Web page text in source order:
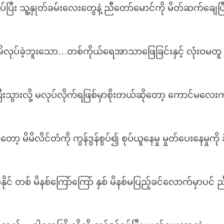
ြီး သူ့နှုတ်ခမ်းလေးတွေနဲ့ ညီတော်မောင်ကို မိတ်ဆက်ချေပ
မိလုပ်ခဲ့ဘူးသော…တစ်ကိုယ်ရေအာသာဖြေခြင်းနှင့် လုံးဝမတူ
းသွားလို့ မလုပ်လိုက်ရဖြစ်မှာစိုးတယ်ဆိုတော့ ကောင်မလေး
တော့ မိမိလိင်တံကို ကွန်ဒွန်စွပ်၍ စုပ်ယူနေမှု မှုတ်ပေးနေမှုကို
စ် မိနစ်ကြော်ကြော် နှစ် မိနစ်မပြည့်ခင်လောက်မှာပင်